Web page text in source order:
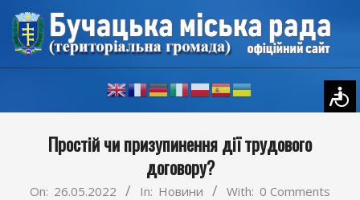
Skip
content
NavigationПростій чи призупинення дії трудового
договору?
On: 26.05.2022 In: Новини With: 0 Comments